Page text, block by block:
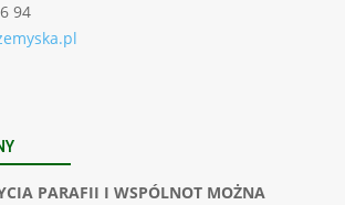
94
PARAFII I WSPÓLNOT MOŻNA